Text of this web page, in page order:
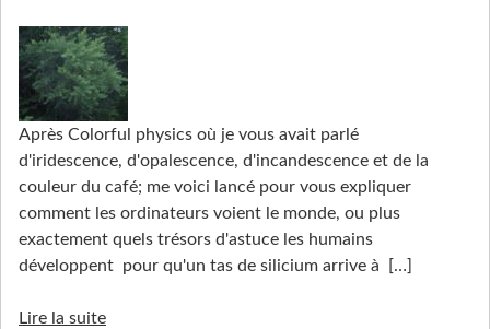
Après Colorful physics où je vous avait parlé
d'iridescence, d'opalescence, d'incandescence et de la
couleur du café; me voici lancé pour vous expliquer
comment les ordinateurs voient le monde, ou plus
exactement quels trésors d'astuce les humains
développent pour qu'un tas de silicium arrive à
[…]
Lire la suite